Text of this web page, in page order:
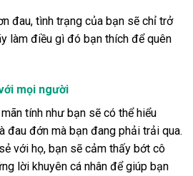
đau, tình trạng của bạn sẽ chỉ trở
làm điều gì đó bạn thích để quên
mọi người
tính như bạn sẽ có thể hiểu
đau đớn mà bạn đang phải trải qua.
với họ, bạn sẽ cảm thấy bớt cô
lời khuyên cá nhân để giúp bạn